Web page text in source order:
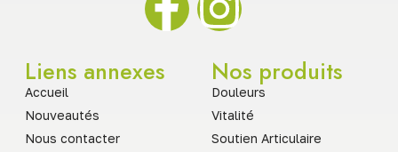
Liens annexes
Accueil
Nouveautés
Nous contacter
Nos produits
Douleurs
Vitalité
Soutien Articulaire